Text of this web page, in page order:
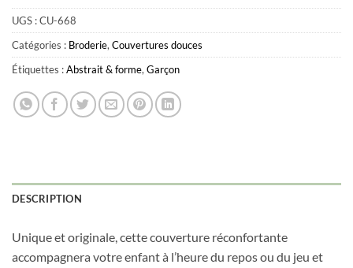
UGS :CU-668
Catégories : Broderie,Couvertures douces
Étiquettes :Abstrait & forme,Garçon
DESCRIPTION
Unique et originale, cette couverture réconfortante
accompagnera votre enfant à l’heure du repos ou du jeu et